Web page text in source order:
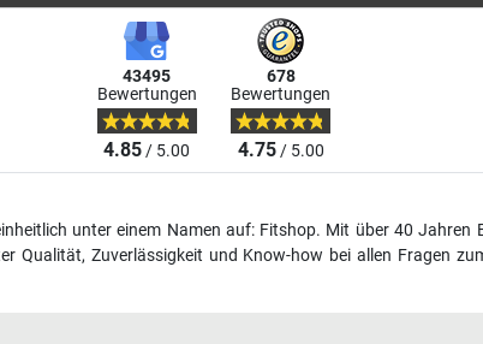
43495
Bewertungen
4.85/ 5.00
678
Bewertungen
4.75/ 5.00
unter einem Namen auf: Fitshop. Mit über 40
Qualität, Zuverlässigkeit und Know-how bei allen Fragen